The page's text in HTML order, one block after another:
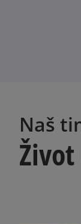
Naš
Život